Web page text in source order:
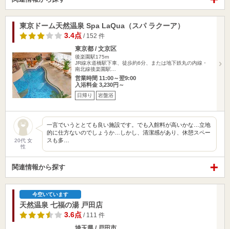
東京ドーム天然温泉 Spa LaQua（スパ ラクーア）
3.4点 / 152 件
東京都 / 文京区
後楽園駅175m
JR線水道橋駅下車、徒歩約6分、または地下鉄丸の内線・
南北線後楽園駅…
営業時間 11:00～翌9:00
入浴料金 3,230円～
日帰り 岩盤浴
20代 女
性
一言でいうととても良い施設です。でも入館料が高いかな…立地
的に仕方ないのでしょうか…しかし、清潔感があり、休憩スペー
スも多…
関連情報から探す
今空いています
天然温泉 七福の湯 戸田店
3.6点 / 111 件